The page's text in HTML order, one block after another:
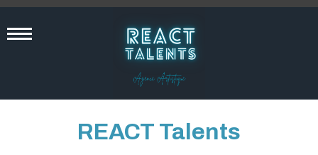
REACT Talents